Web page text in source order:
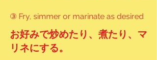
③ Fry, simmer or marinate as desired
お好みで炒めたり、煮たり、マ
リネにする。